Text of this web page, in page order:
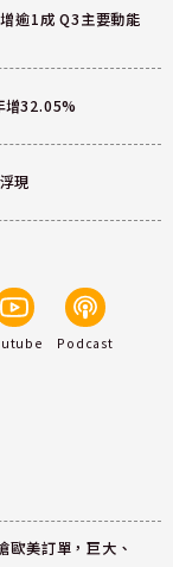
逾1成 Q3主要動能
增32.05%
現
Podcast
美訂單，巨大、